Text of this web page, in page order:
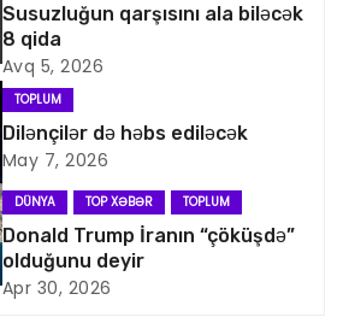
Susuzluğun qarşısını ala biləcək
8 qida
Avq 5, 2026
TOPLUM
Dilənçilər də həbs ediləcək
May 7, 2026
DÜNYA TOP XƏBƏR TOPLUM
Donald Trump İranın “çöküşdə”
olduğunu deyir
Apr 30, 2026